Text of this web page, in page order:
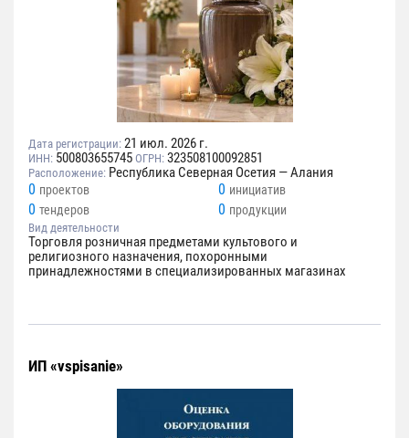
Дата регистрации: 21 июл. 2026 г.
ИНН: 500803655745 ОГРН: 323508100092851
Расположение: Республика Северная Осетия — Алания
0 проектов 0 инициатив
0 тендеров 0 продукции
Вид деятельности
Торговля розничная предметами культового и
религиозного назначения, похоронными
принадлежностями в специализированных магазинах
ИП «vspisanie»